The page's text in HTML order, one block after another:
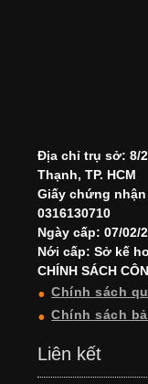
Địa chỉ trụ sở: 8/
Thạnh, TP. HCM
Giấy chứng
0316130710
Ngày cấp: 07/02/
Nới cấp: Sở kế
CHÍNH SÁCH
Chính sách
Chính sách
Liên kết